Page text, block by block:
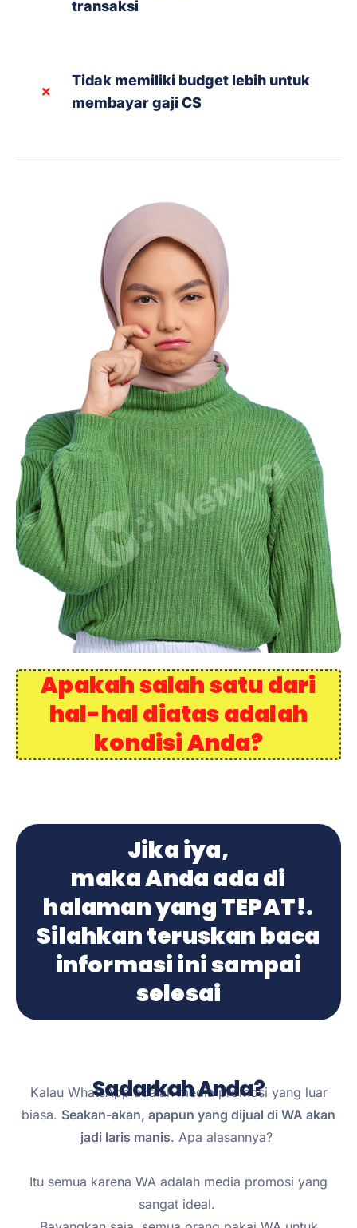
transaksi
Tidak memiliki budget lebih untuk
membayar gaji CS
Apakah salah satu dari
hal-hal diatas adalah
kondisi Anda?
Jika iya,
maka Anda ada di
halaman yang TEPAT!.
Silahkan teruskan baca
informasi ini sampai
selesai
Sadarkah Anda?
Kalau WhatsApp adalah media promosi yang luar
biasa. Seakan-akan, apapun yang dijual di WA akan
jadi laris manis. Apa alasannya?
Itu semua karena WA adalah media promosi yang
sangat ideal.